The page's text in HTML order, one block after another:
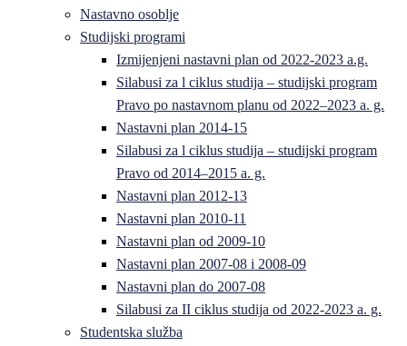
Nastavno osoblje
Studijski programi
Izmijenjeni nastavni plan od 2022-2023 a.g.
Silabusi za l ciklus studija – studijski program
Pravo po nastavnom planu od 2022–2023 a. g.
Nastavni plan 2014-15
Silabusi za l ciklus studija – studijski program
Pravo od 2014–2015 a. g.
Nastavni plan 2012-13
Nastavni plan 2010-11
Nastavni plan od 2009-10
Nastavni plan 2007-08 i 2008-09
Nastavni plan do 2007-08
Silabusi za II ciklus studija od 2022-2023 a. g.
Studentska služba